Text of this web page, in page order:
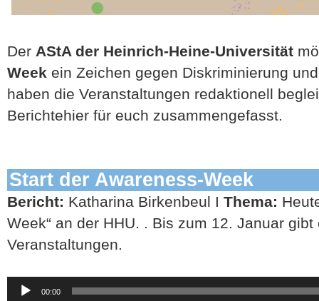
Der AStA der Heinrich-Heine-Universität
Week ein Zeichen gegen Diskriminierung
haben die Veranstaltungen redaktionell
Berichtehier für euch zusammengefasst.
Start der Awareness-Week
Bericht: Katharina Birkenbeul I Thema:
Week“ an der HHU. . Bis zum 12. Januar
Veranstaltungen.
Audio-
Player
00:00